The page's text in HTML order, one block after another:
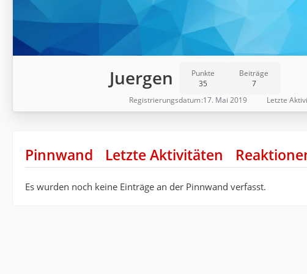
Juergen
Punkte
35
Beiträge
7
Registrierungsdatum 17. Mai 2019 Letzte
Pinnwand Letzte Aktivitäten
Es wurden noch keine Einträge an der Pinnwand verfasst.